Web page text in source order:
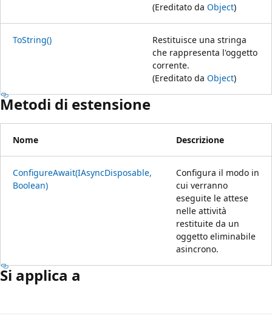
(Ereditato da Object)
ToString()
Restituisce una stringa
che rappresenta l'oggetto
corrente.
(Ereditato da Object)
Metodi di estensione
Nome Descrizione
ConfigureAwait(IAsyncDisposable,
Boolean)
Configura il modo in
cui verranno
eseguite le attese
nelle attività
restituite da un
oggetto eliminabile
asincrono.
Si applica a